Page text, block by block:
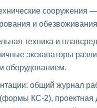
сооружения
и
техника и
экскаваторы
оборудованием.
общий журнал
КС-2), проектная